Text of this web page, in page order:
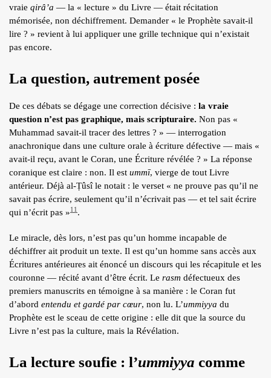
vraie qirâ’a — la « lecture » du Livre — était récitation
mémorisée, non déchiffrement. Demander « le Prophète savait-il
lire ? » revient à lui appliquer une grille technique qui n’existait
pas encore.
La question, autrement posée
De ces débats se dégage une correction décisive : la vraie
question n’est pas graphique, mais scripturaire. Non pas «
Muhammad savait-il tracer des lettres ? » — interrogation
anachronique dans une culture orale à écriture défective — mais «
avait-il reçu, avant le Coran, une Écriture révélée ? » La réponse
coranique est claire : non. Il est ummī, vierge de tout Livre
antérieur. Déjà al-Ṭûsî le notait : le verset « ne prouve pas qu’il ne
savait pas écrire, seulement qu’il n’écrivait pas — et tel sait écrire
qui n’écrit pas »11 .
Le miracle, dès lors, n’est pas qu’un homme incapable de
déchiffrer ait produit un texte. Il est qu’un homme sans accès aux
Écritures antérieures ait énoncé un discours qui les récapitule et les
couronne — récité avant d’être écrit. Le rasm défectueux des
premiers manuscrits en témoigne à sa manière : le Coran fut
d’abord entendu et gardé par cœur, non lu. L’ummiyya du
Prophète est le sceau de cette origine : elle dit que la source du
Livre n’est pas la culture, mais la Révélation.
La lecture soufie : l’ummiyya comme